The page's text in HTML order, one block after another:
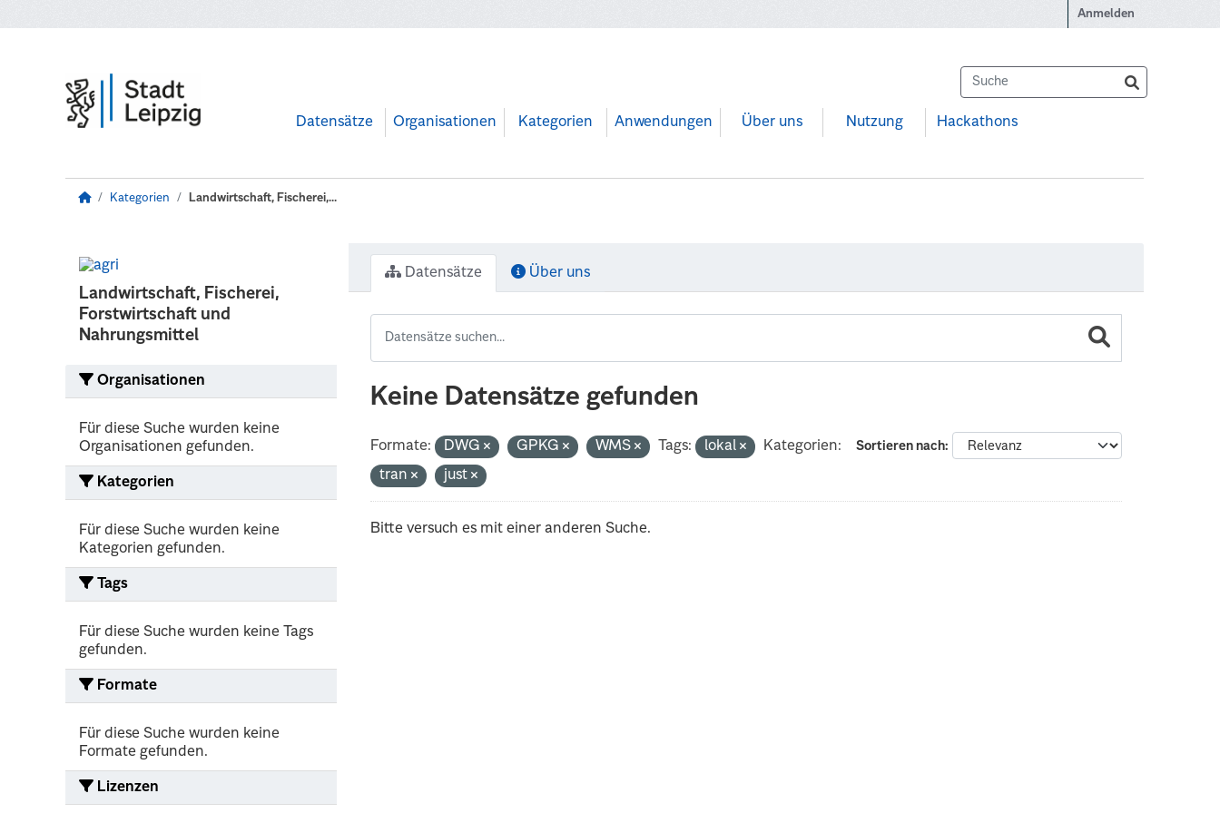
Anmelden
Datensätze Organisationen Kategorien Anwendungen Über uns Nutzung Hackathons
Kategorien Landwirtschaft, Fischerei,...
Landwirtschaft, Fischerei,
Forstwirtschaft und
Nahrungsmittel
Organisationen
Für diese Suche wurden keine
Organisationen gefunden.
Kategorien
Für diese Suche wurden keine
Kategorien gefunden.
Tags
Für diese Suche wurden keine Tags
gefunden.
Formate
Für diese Suche wurden keine
Formate gefunden.
Lizenzen
Datensätze Über uns
Keine Datensätze gefunden
Sortieren nach
Formate: DWG GPKG WMS Tags: lokal
Kategorien:
tran
just
Bitte versuch es mit einer anderen Suche.